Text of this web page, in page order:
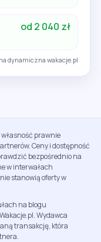
od 2 040 zł
dynamiczna wakacje.pl
prawnie
Ceny i dostępność
bezpośrednio na
w interwałach
stanowią oferty w
na blogu
Wydawca
transakcję, która